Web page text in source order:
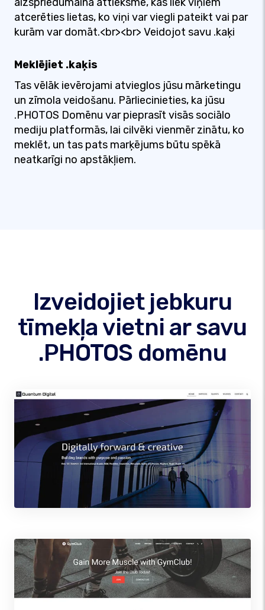
atcerēties lietas, ko viņi var viegli pateikt vai par
kurām var domāt.<br><br> Veidojot savu .kaķi
Meklējiet .kaķis
Tas vēlāk ievērojami atvieglos jūsu mārketingu
un zīmola veidošanu. Pārliecinieties, ka jūsu
.PHOTOS Domēnu var pieprasīt visās sociālo
mediju platformās, lai cilvēki vienmēr zinātu, ko
meklēt, un tas pats marķējums būtu spēkā
neatkarīgi no apstākļiem.
Izveidojiet jebkuru
tīmekļa vietni ar savu
.PHOTOS domēnu